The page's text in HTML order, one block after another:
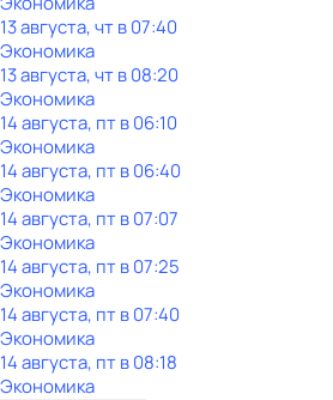
13 августа, чт в 07:40
Экономика
13 августа, чт в 08:20
Экономика
14 августа, пт в 06:10
Экономика
14 августа, пт в 06:40
Экономика
14 августа, пт в 07:07
Экономика
14 августа, пт в 07:25
Экономика
14 августа, пт в 07:40
Экономика
14 августа, пт в 08:18
Экономика